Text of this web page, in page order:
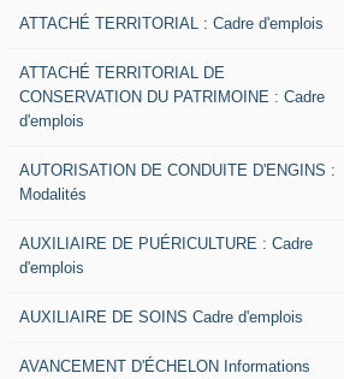
ATTACHÉ TERRITORIAL : Cadre d'emplois
ATTACHÉ TERRITORIAL DE
CONSERVATION DU PATRIMOINE : Cadre
d'emplois
AUTORISATION DE CONDUITE D'ENGINS :
Modalités
AUXILIAIRE DE PUÉRICULTURE : Cadre
d'emplois
AUXILIAIRE DE SOINS Cadre d'emplois
AVANCEMENT D'ÉCHELON Informations